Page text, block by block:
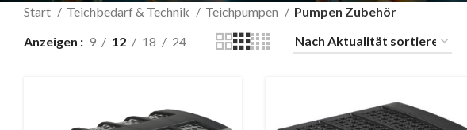
Start Teichbedarf & Technik Teichpumpen
Pumpen Zubehör
Anzeigen
9 12 18 24